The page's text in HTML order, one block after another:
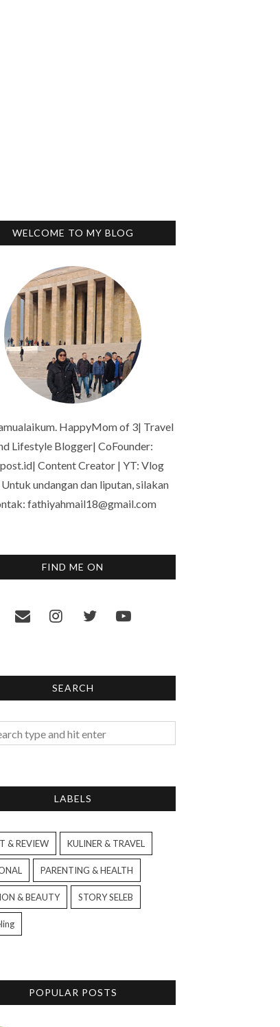
WELCOME TO MY BLOG
HappyMom of 3| Travel
Lifestyle Blogger| CoFounder:
Content Creator | YT: Vlog
undangan dan liputan, silakan
fathiyahmail18@gmail.com
FIND ME ON
SEARCH
LABELS
& REVIEW KULINER & TRAVEL
PARENTING & HEALTH
& BEAUTY STORY SELEB
POPULAR POSTS